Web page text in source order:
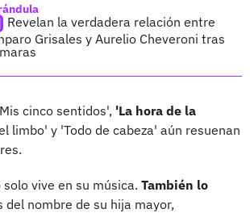
Revelan la verdadera relación entre
Grisales y Aurelio Cheveroni tras
cinco sentidos', 'La hora de la
limbo' y 'Todo de cabeza' aún resuenan
vive en su música. También lo
del nombre de su hija mayor,